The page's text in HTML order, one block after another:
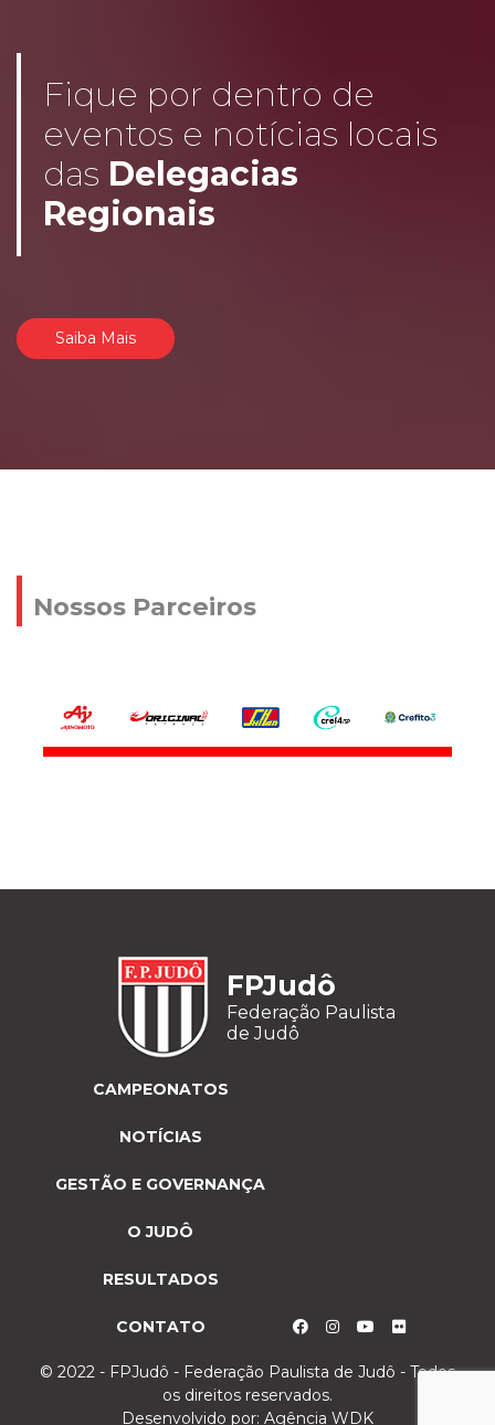
Fique por dentro de
eventos e notícias locais
das Delegacias
Regionais
Saiba Mais
Nossos Parceiros
FPJudô
Federação Paulista
de Judô
CAMPEONATOS
NOTÍCIAS
GESTÃO E GOVERNANÇA
O JUDÔ
RESULTADOS
CONTATO
© 2022 - FPJudô - Federação Paulista de Judô - Todos
os direitos reservados.
Desenvolvido por: Agência WDK